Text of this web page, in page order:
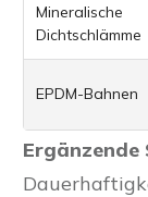
Mineralische
Dichtschlämme
EPDM-Bahnen